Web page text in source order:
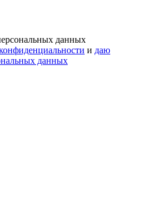
данных
и даю
данных